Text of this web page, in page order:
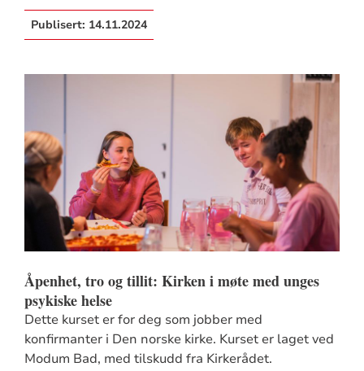
Publisert: 14.11.2024
Åpenhet, tro og tillit: Kirken i møte med unges
psykiske helse
Dette kurset er for deg som jobber med
konfirmanter i Den norske kirke. Kurset er laget ved
Modum Bad, med tilskudd fra Kirkerådet.